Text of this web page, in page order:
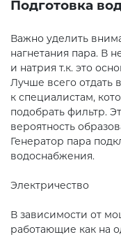
Подготовка
Важно уделить
нагнетания пара. В
и натрия т.к. это
Лучше всего отдать
к специалистам,
подобрать фильтр.
вероятность
Генератор пара
водоснабжения.
Электричество
В зависимости от
работающие как на